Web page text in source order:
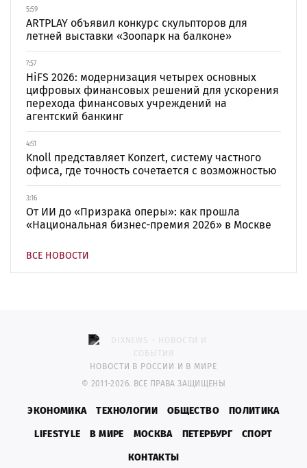
5:59
ARTPLAY объявил конкурс скульпторов для
летней выставки «Зоопарк на балконе»
7:57
HiFS 2026: модернизация четырех основных
цифровых финансовых решений для ускорения
перехода финансовых учреждений на
агентский банкинг
4:51
Knoll представляет Konzert, систему частного
офиса, где точность сочетается с возможностью
3:16
От ИИ до «Призрака оперы»: как прошла
«Национальная бизнес-премия 2026» в Москве
ВСЕ НОВОСТИ
НОВОСТИ В РОССИИ И В МИРЕ
© 2011-2026. ВСЕ ПРАВА ЗАЩИЩЕНЫ
ЭКОНОМИКА ТЕХНОЛОГИИ ОБЩЕСТВО
ПОЛИТИКА
LIFESTYLE
В МИРЕ МОСКВА ПЕТЕРБУРГ
СПОРТ
КОНТАКТЫ